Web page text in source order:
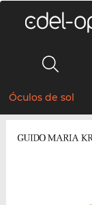
Óculos de sol